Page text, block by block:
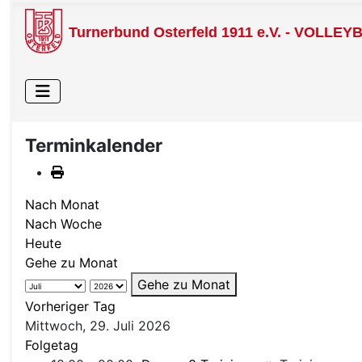
Turnerbund Osterfeld 1911 e.V. -
Terminkalender
Nach Monat
Nach Woche
Heute
Gehe zu Monat
Gehe zu Monat
Vorheriger Tag
Mittwoch, 29. Juli 2026
Folgetag